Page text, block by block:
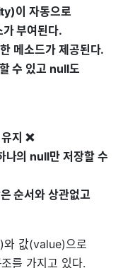
이 자동으로
부여된다.
메소드가 제공된다.
수 있고 null도
지 ❌
나의 null만 저장할 수
순서와 상관없고
값(value)으로
를 가지고 있다.